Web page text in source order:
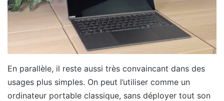
En parallèle, il reste aussi très convaincant dans des
usages plus simples. On peut l’utiliser comme un
ordinateur portable classique, sans déployer tout son